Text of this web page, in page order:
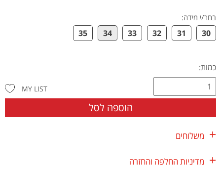
בחר/י מידה:
30
31
32
33
34
35
כמות:
הוספה לסל
MY LIST
משלוחים
מדיניות החלפה והחזרה